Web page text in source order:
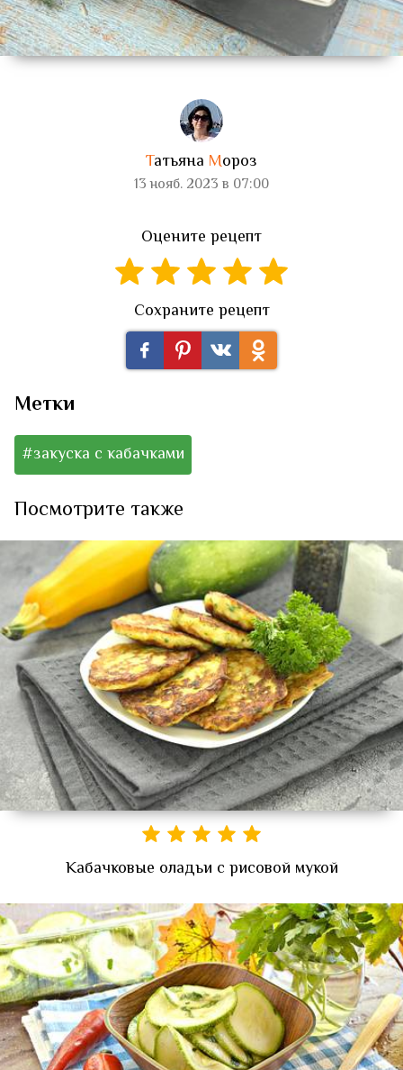
Татьяна Мороз
13 нояб. 2023 в 07:00
Оцените рецепт
Сохраните рецепт
Метки
#закуска с кабачками
Посмотрите также
Кабачковые оладьи с рисовой мукой